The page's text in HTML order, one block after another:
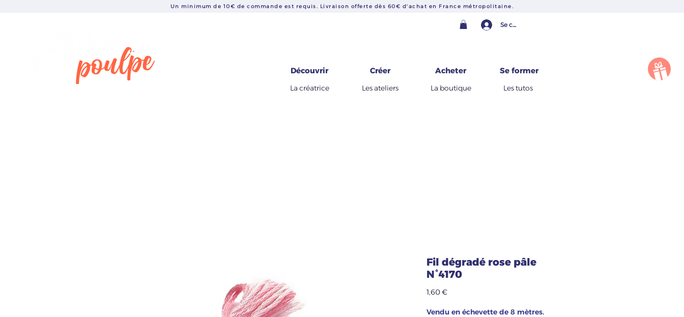
Se connecter
Découvrir Créer Acheter Se former
La créatrice Les ateliers La boutique Les tutos
Un minimum de 10€ de commande est requis. Livraison offerte dès 60€ d'achat en France métropolitaine.
Fil dégradé rose pâle
N°4170
1,60 €Prix
Vendu en échevette de 8 mètres.